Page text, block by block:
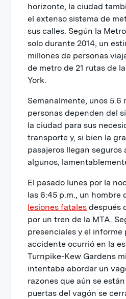
horizonte, la ciudad
el extenso sistema de
sus calles. Según la
solo durante 2014, un
millones de personas
de metro de 21 rutas de
York.
Semanalmente, unos 5.6
personas dependen del
la ciudad para sus
transporte y, si bien la
pasajeros llegan seguros
algunos,
El pasado lunes por la
las 6:45 p.m., un hombre
lesiones fatales después
por un tren de la MTA.
presenciales y el informe
accidente ocurrió en la
Turnpike-Kew Gardens
intentaba abordar un
razones que aún se
puertas del vagón se